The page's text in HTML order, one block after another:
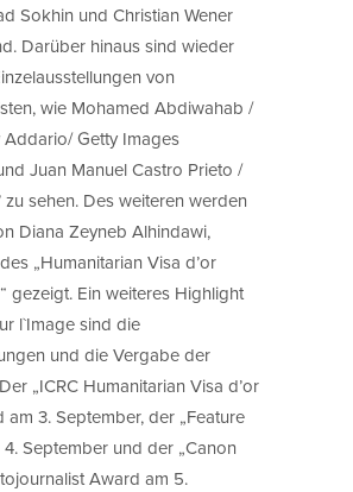
Sokhin und Christian Wener
Darüber hinaus sind wieder
von
wie Mohamed Abdiwahab /
Addario/ Getty Images
Juan Manuel Castro Prieto /
zu sehen. Des weiteren werden
Diana Zeyneb Alhindawi,
„Humanitarian Visa d’or
gezeigt. Ein weiteres Highlight
l`Image sind die
und die Vergabe der
„ICRC Humanitarian Visa d’or
am 3. September, der „Feature
September und der „Canon
Award am 5.